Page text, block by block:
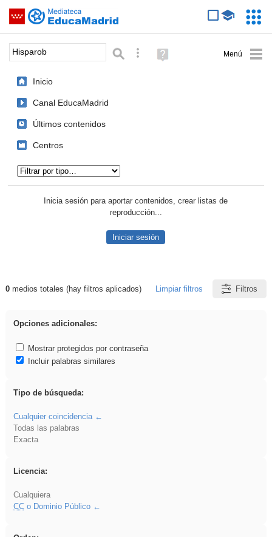
Saltar navegación
Palabra o frase: Búsqueda avanzada
Ayuda
(en
Inicio
Canal EducaMadrid
Últimos contenidos
Centros
Inicia sesión para aportar contenidos, crear listas de
reproducción...
Iniciar sesión
Resultados de: Hisparob
0medios totales (hay filtros aplicados) Limpiar filtros Filtros
Opciones adicionales:
Mostrar protegidos por contraseña
Incluir palabras similares
Tipo de búsqueda:
Cualquier coincidencia
Todas las palabras
Exacta
Licencia:
Cualquiera
CCo Dominio Público